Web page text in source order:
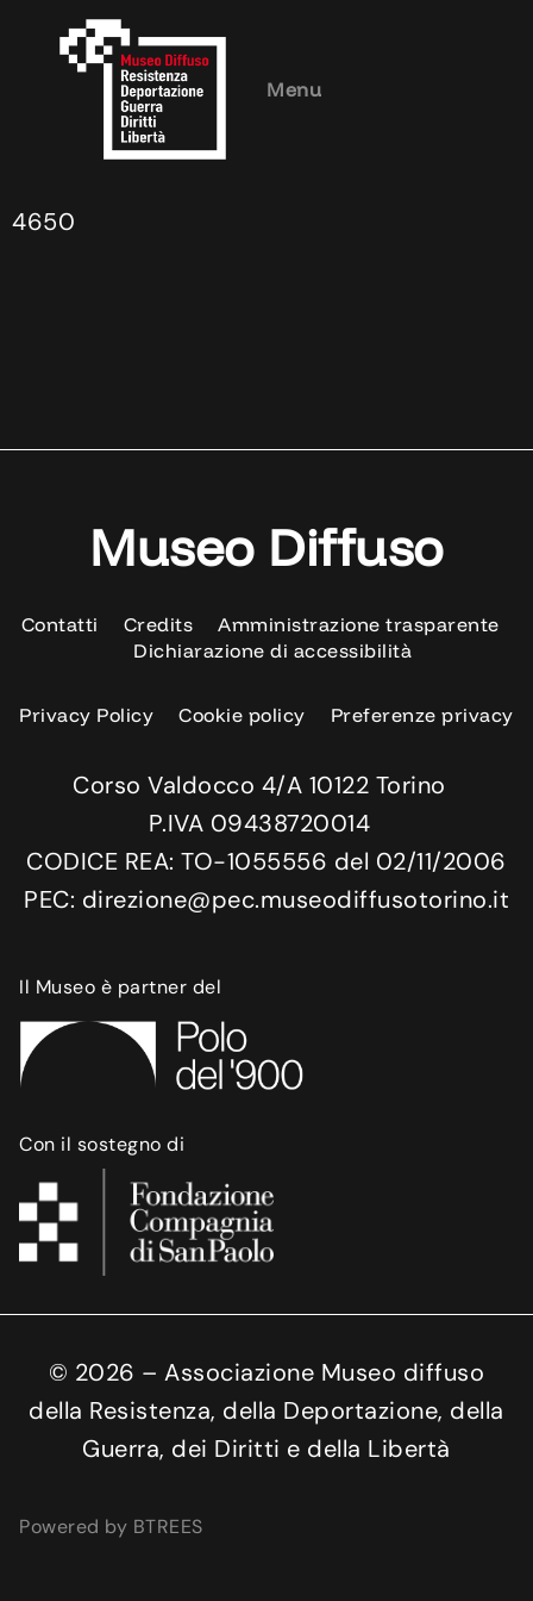
Menu
4650
Museo Diffuso
Contatti Credits
Amministrazione trasparente
Dichiarazione di accessibilità
Privacy Policy Cookie policy Preferenze privacy
Corso Valdocco 4/A 10122 Torino
P.IVA 09438720014
CODICE REA: TO-1055556 del 02/11/2006
PEC: direzione@pec.museodiffusotorino.it
Il Museo è partner del
Con il sostegno di
© 2026 – Associazione Museo diffuso
della Resistenza, della Deportazione, della
Guerra, dei Diritti e della Libertà
Powered by BTREES